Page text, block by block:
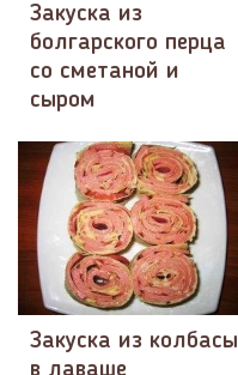
Закуска из
болгарского перца
со сметаной и
сыром
Закуска из колбасы